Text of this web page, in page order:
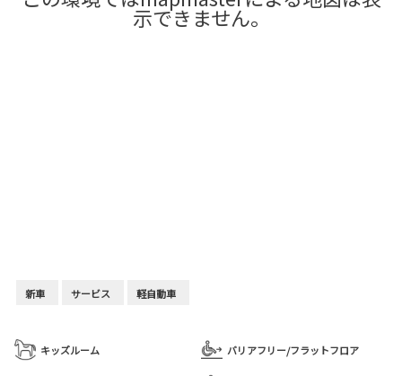
新車 サービス 軽自動車
キッズルーム バリアフリー/フラットフロア
示できません。